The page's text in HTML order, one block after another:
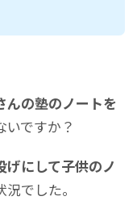
んの塾のノートを
いですか？
にして子供のノ
況でした。